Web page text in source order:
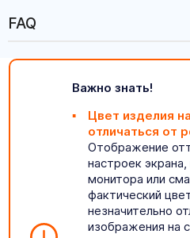
FAQ
Важно знать!
Цвет изделия
отличаться от
Отображение
настроек
монитора или
фактический
незначительно
изображения на